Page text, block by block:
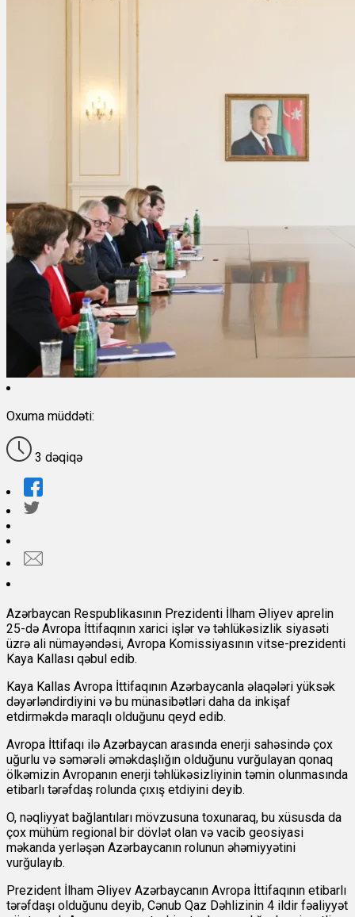
Oxuma müddəti:
3 dəqiqə
Azərbaycan Respublikasının Prezidenti İlham Əliyev aprelin
25-də Avropa İttifaqının xarici işlər və təhlükəsizlik siyasəti
üzrə ali nümayəndəsi, Avropa Komissiyasının vitse-prezidenti
Kaya Kallası qəbul edib.
Kaya Kallas Avropa İttifaqının Azərbaycanla əlaqələri yüksək
dəyərləndirdiyini və bu münasibətləri daha da inkişaf
etdirməkdə maraqlı olduğunu qeyd edib.
Avropa İttifaqı ilə Azərbaycan arasında enerji sahəsində çox
uğurlu və səmərəli əməkdaşlığın olduğunu vurğulayan qonaq
ölkəmizin Avropanın enerji təhlükəsizliyinin təmin olunmasında
etibarlı tərəfdaş rolunda çıxış etdiyini deyib.
O, nəqliyyat bağlantıları mövzusuna toxunaraq, bu xüsusda da
çox mühüm regional bir dövlət olan və vacib geosiyasi
məkanda yerləşən Azərbaycanın rolunun əhəmiyyətini
vurğulayıb.
Prezident İlham Əliyev Azərbaycanın Avropa İttifaqının etibarlı
tərəfdaşı olduğunu deyib, Cənub Qaz Dəhlizinin 4 ildir fəaliyyət